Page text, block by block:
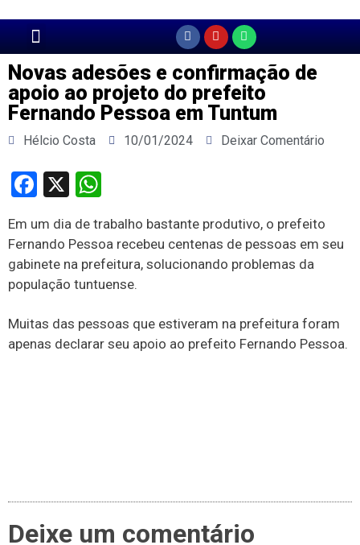
Novas adesões e confirmação de
apoio ao projeto do prefeito
Fernando Pessoa em Tuntum
Hélcio Costa 10/01/2024 Deixar Comentário
Facebook
X
Em um dia de trabalho bastante produtivo, o prefeito
Fernando Pessoa recebeu centenas de pessoas em seu
gabinete na prefeitura, solucionando problemas da
população tuntuense.
Muitas das pessoas que estiveram na prefeitura foram
apenas declarar seu apoio ao prefeito Fernando Pessoa.
Deixe um comentário